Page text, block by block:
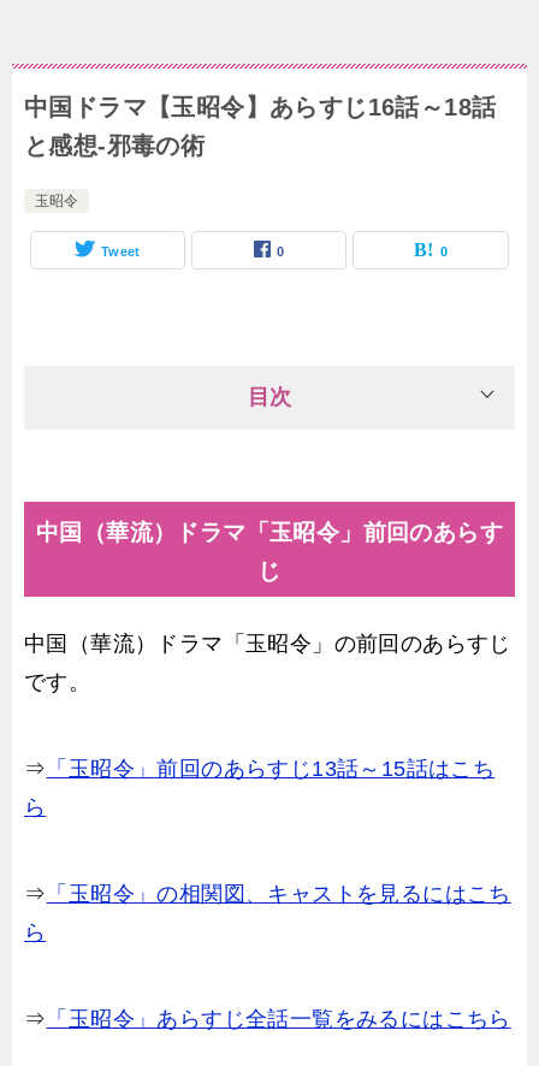
中国ドラマ【玉昭令】あらすじ16話～18話
と感想-邪毒の術
玉昭令
Tweet 0 0
目次
中国（華流）ドラマ「玉昭令」前回のあらす
じ
中国（華流）ドラマ「玉昭令」の前回のあらすじ
です。
⇒ 「玉昭令」前回のあらすじ13話～15話はこち
ら
⇒ 「玉昭令」の相関図、キャストを見るにはこち
ら
⇒ 「玉昭令」あらすじ全話一覧をみるにはこちら